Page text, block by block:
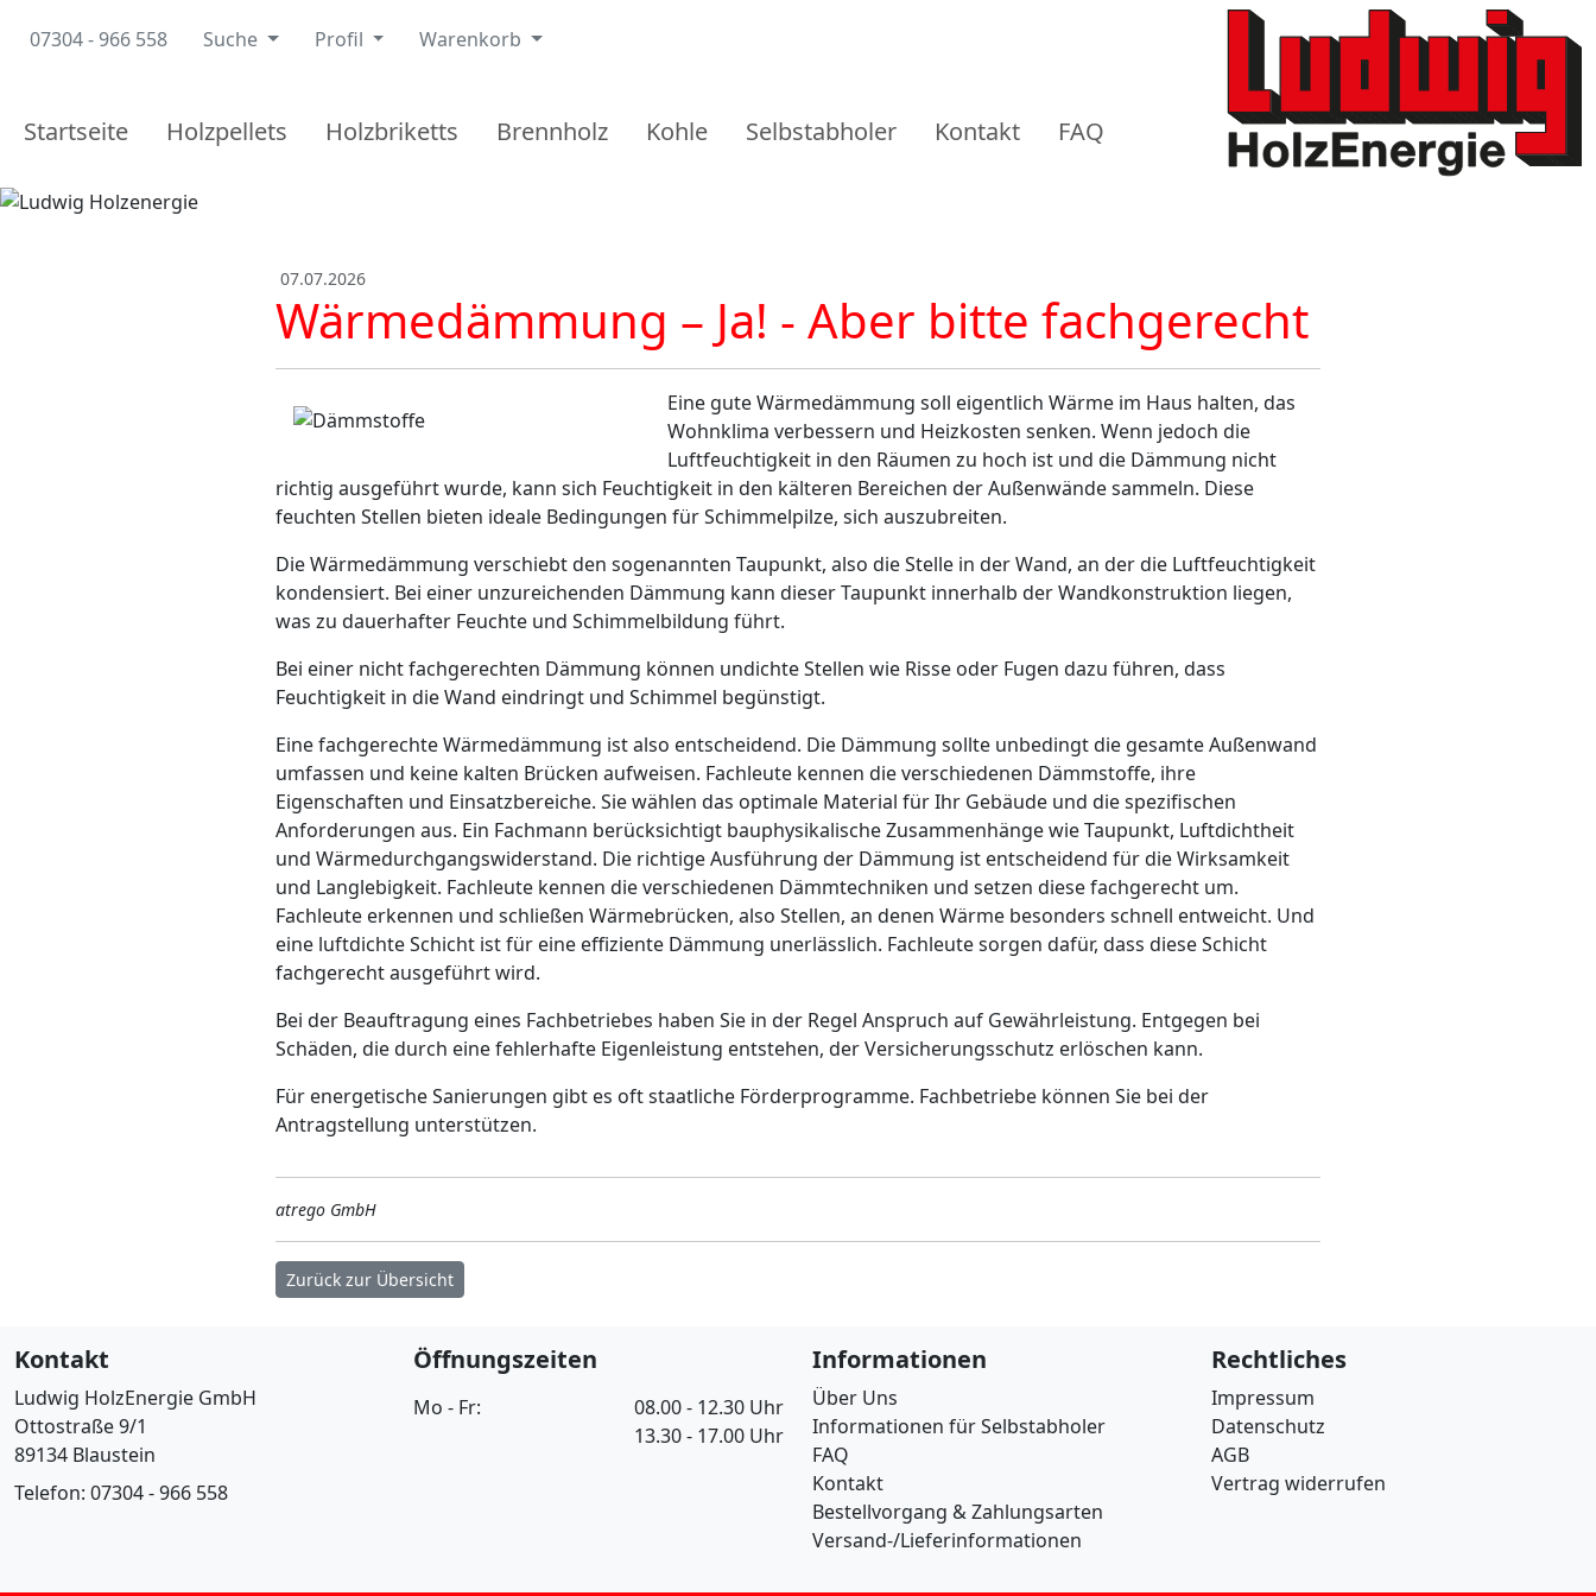
07304 - 966 558 Suche Profil Warenkorb
Startseite Holzpellets Holzbriketts Brennholz Kohle Selbstabholer Kontakt FAQ
07.07.2026
Wärmedämmung – Ja! - Aber bitte fachgerecht
Eine gute Wärmedämmung soll eigentlich Wärme im Haus halten, das
Wohnklima verbessern und Heizkosten senken. Wenn jedoch die
Luftfeuchtigkeit in den Räumen zu hoch ist und die Dämmung nicht
richtig ausgeführt wurde, kann sich Feuchtigkeit in den kälteren Bereichen der Außenwände sammeln. Diese
feuchten Stellen bieten ideale Bedingungen für Schimmelpilze, sich auszubreiten.
Die Wärmedämmung verschiebt den sogenannten Taupunkt, also die Stelle in der Wand, an der die Luftfeuchtigkeit
kondensiert. Bei einer unzureichenden Dämmung kann dieser Taupunkt innerhalb der Wandkonstruktion liegen,
was zu dauerhafter Feuchte und Schimmelbildung führt.
Bei einer nicht fachgerechten Dämmung können undichte Stellen wie Risse oder Fugen dazu führen, dass
Feuchtigkeit in die Wand eindringt und Schimmel begünstigt.
Eine fachgerechte Wärmedämmung ist also entscheidend. Die Dämmung sollte unbedingt die gesamte Außenwand
umfassen und keine kalten Brücken aufweisen. Fachleute kennen die verschiedenen Dämmstoffe, ihre
Eigenschaften und Einsatzbereiche. Sie wählen das optimale Material für Ihr Gebäude und die spezifischen
Anforderungen aus. Ein Fachmann berücksichtigt bauphysikalische Zusammenhänge wie Taupunkt, Luftdichtheit
und Wärmedurchgangswiderstand. Die richtige Ausführung der Dämmung ist entscheidend für die Wirksamkeit
und Langlebigkeit. Fachleute kennen die verschiedenen Dämmtechniken und setzen diese fachgerecht um.
Fachleute erkennen und schließen Wärmebrücken, also Stellen, an denen Wärme besonders schnell entweicht. Und
eine luftdichte Schicht ist für eine effiziente Dämmung unerlässlich. Fachleute sorgen dafür, dass diese Schicht
fachgerecht ausgeführt wird.
Bei der Beauftragung eines Fachbetriebes haben Sie in der Regel Anspruch auf Gewährleistung. Entgegen bei
Schäden, die durch eine fehlerhafte Eigenleistung entstehen, der Versicherungsschutz erlöschen kann.
Für energetische Sanierungen gibt es oft staatliche Förderprogramme. Fachbetriebe können Sie bei der
Antragstellung unterstützen.
atrego GmbH
Zurück zur Übersicht
Kontakt
Ludwig HolzEnergie GmbH
Ottostraße 9/1
89134 Blaustein
Telefon: 07304 - 966 558
Öffnungszeiten
Mo - Fr:
08.00 - 12.30 Uhr
13.30 - 17.00 Uhr
Informationen
Über Uns
Informationen für Selbstabholer
FAQ
Kontakt
Bestellvorgang & Zahlungsarten
Versand-/Lieferinformationen
Rechtliches
Impressum
Datenschutz
AGB
Vertrag widerrufen